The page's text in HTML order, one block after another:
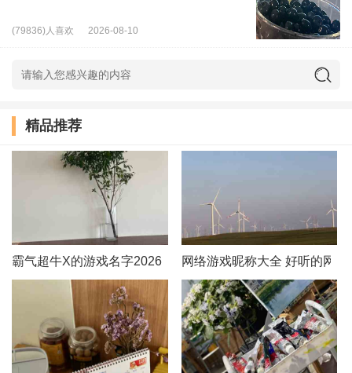
(79836)人喜欢 2026-08-10
精品推荐
霸气超牛X的游戏名字2026 网络游戏昵称大全 好听的网